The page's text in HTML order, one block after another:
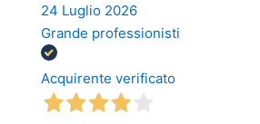
24 Luglio 2026
Grande professionisti
Acquirente verificato